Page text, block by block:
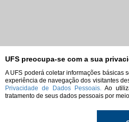
UFS preocupa-se com a sua
A UFS poderá coletar informações básicas
experiência de navegação dos visitantes
Privacidade de Dados Pessoais.Ao
tratamento de seus dados pessoais por